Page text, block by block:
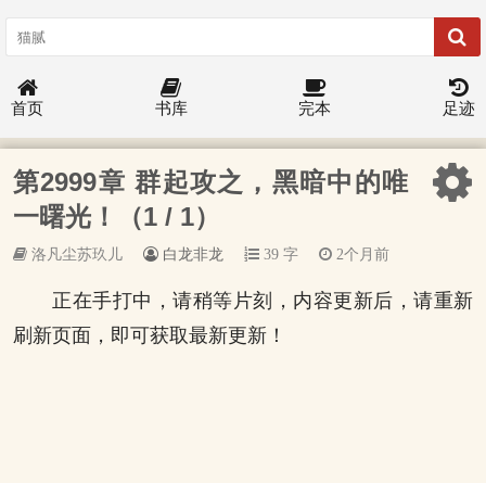
首页 书库 完本 足迹
第2999章 群起攻之，黑暗中的唯
一曙光！（1 / 1）
洛凡尘苏玖儿 白龙非龙 39 字 2个月前
正在手打中，请稍等片刻，内容更新后，请重新
刷新页面，即可获取最新更新！